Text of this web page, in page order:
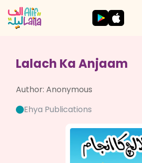
Lalach Ka Anjaam
Author: Anonymous
Ehya Publications